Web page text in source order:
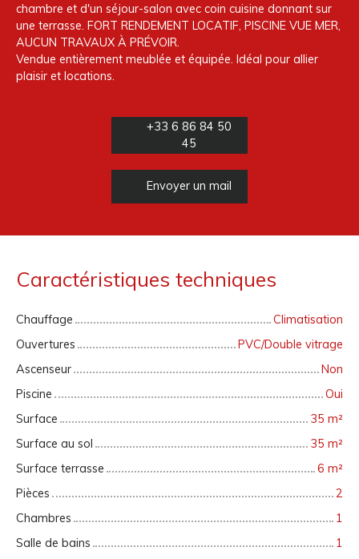
chambre et d'un séjour-salon avec coin cuisine donnant sur
une terrasse. FORT RENDEMENT LOCATIF, PISCINE VUE MER,
AUCUN TRAVAUX À PRÉVOIR.
Vendue entièrement meublée et équipée. Idéal pour allier
plaisir et locations.
+33 6 86 84 50
45
Envoyer un mail
Caractéristiques techniques
Chauffage
Climatisation
Ouvertures
PVC/Double vitrage
Ascenseur
Non
Piscine
Oui
Surface
35 m²
Surface au sol
35 m²
Surface terrasse
6 m²
Pièces
2
Chambres
1
Salle de bains
1